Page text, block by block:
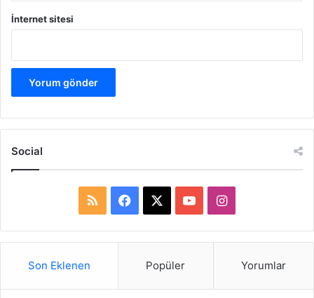
İnternet sitesi
Social
S
a
o
I
n
Son Eklenen Popüler Yorumlar